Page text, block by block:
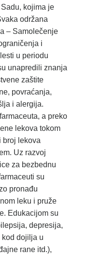
kojima je
održana
– Samolečenje
i
u periodu
unapredili znanja
zaštite
povraćanja,
i alergija.
a preko
lekova tokom
broj lekova
Uz razvoj
za bezbednu
su
pronađu
leku i pruže
Edukacijom su
depresija,
kod dojilja u
rane itd.),